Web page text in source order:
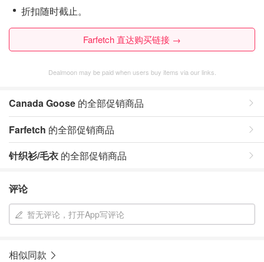
折扣随时截止。
Farfetch 直达购买链接 →
Dealmoon may be paid when users buy items via our links.
Canada Goose 的全部促销商品
Farfetch 的全部促销商品
针织衫/毛衣 的全部促销商品
评论
暂无评论，打开App写评论
相似同款